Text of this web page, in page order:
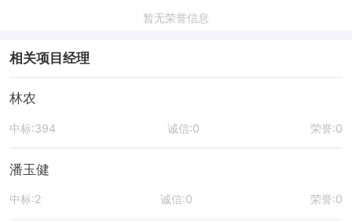
暂无荣誉信息
相关项目经理
林农
中标:394 诚信:0 荣誉:0
潘玉健
中标:2 诚信:0 荣誉:0